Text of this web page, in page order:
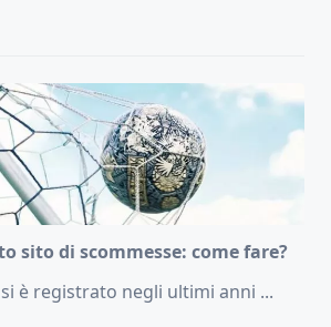
sito di scommesse: come fare?
è registrato negli ultimi anni ...